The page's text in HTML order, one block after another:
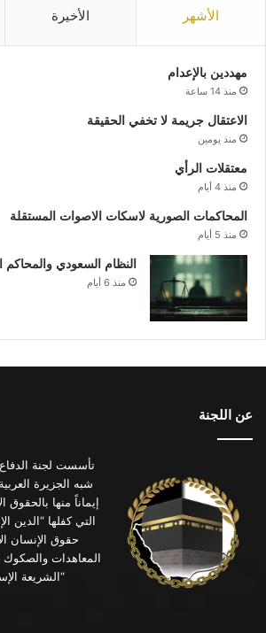
الأشهر الأخيرة
مهددين بالإعدام
منذ 14 ساعة
الاعتقال جريمة لا تخفي الحقيقة
منذ يومين
معتقلات الرأي
منذ 4 أيام
المحاكمات الصورية لاسكات الاصوات المستقلة
منذ 5 أيام
النظام السعودي والمحاكم
منذ 6 أيام
عن اللجنة
تأسست لجنة
إيماناً منها بالحقوق
التي كفلها “الدين
حقوق الإنسان
المعاهدات والصكوك
“الشريعة